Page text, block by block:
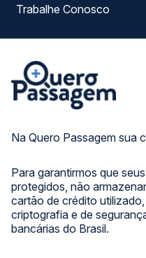
Na Quero Passagem sua
Para garantirmos que
protegidos, não
cartão de crédito
criptografia e de
bancárias do Brasil.
Trabalhe Conosco